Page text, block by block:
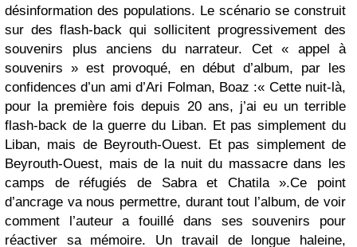
désinformation des populations. Le scénario se construit
sur des flash-back qui sollicitent progressivement des
souvenirs plus anciens du narrateur. Cet « appel à
souvenirs » est provoqué, en début d’album, par les
confidences d’un ami d’Ari Folman, Boaz :« Cette nuit-là,
pour la première fois depuis 20 ans, j’ai eu un terrible
flash-back de la guerre du Liban. Et pas simplement du
Liban, mais de Beyrouth-Ouest. Et pas simplement de
Beyrouth-Ouest, mais de la nuit du massacre dans les
camps de réfugiés de Sabra et Chatila ».Ce point
d’ancrage va nous permettre, durant tout l’album, de voir
comment l’auteur a fouillé dans ses souvenirs pour
réactiver sa mémoire. Un travail de longue haleine,